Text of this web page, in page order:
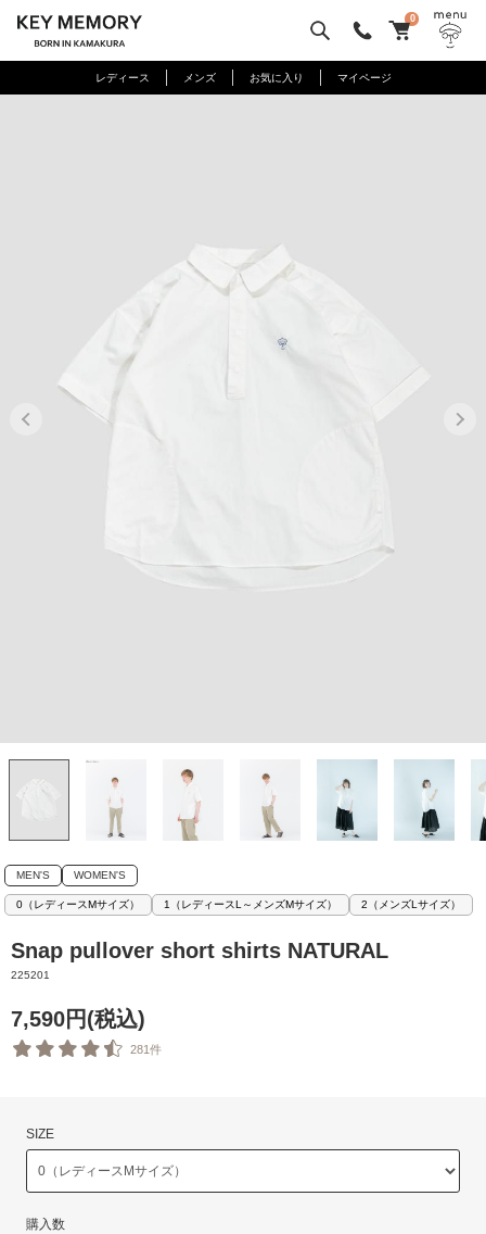
0
レディース メンズ お気に入り マイページ
MEN'S WOMEN'S
0（レディースMサイズ） 1（レディースL～メンズMサイズ） 2（メンズLサイズ）
Snap pullover short shirts NATURAL
225201
7,590円(税込)
281件
SIZE
購入数